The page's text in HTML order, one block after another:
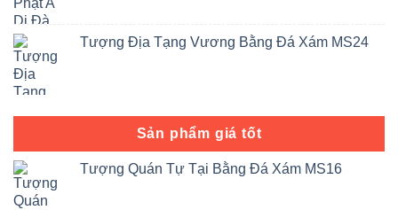
Tượng Địa Tạng Vương Bằng Đá Xám MS24
Sản phẩm giá tốt
Tượng Quán Tự Tại Bằng Đá Xám MS16